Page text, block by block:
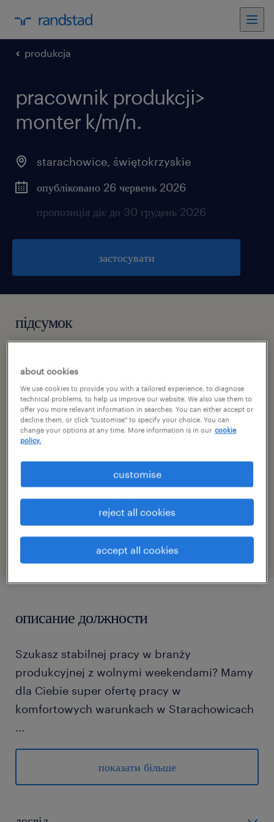
produkcja
pracownik produkcji>
monter k/m/n.
starachowice, świętokrzyskie
опубліковано 26 червень 2026
пропозиція діє до 30 грудень 2026
застосувати
підсумок
pełen etat
специальность
47071925
описание должности
Szukasz stabilnej pracy w branży
produkcyjnej z wolnymi weekendami? Mamy
dla Ciebie super ofertę pracy w
komfortowych warunkach w Starachowicach
...
показати більше
about cookies
We use cookies to provide you with a tailored experience, to diagnose
technical problems, to help us improve our website. We also use them to
offer you more relevant information in searches. You can either accept or
decline them, or click "customise" to specify your choice. You can
change your options at any time. More information is in our cookie
policy.
accept all cookies
reject all cookies
customise